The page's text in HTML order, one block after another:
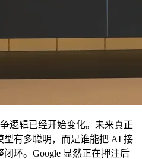
逻辑已经开始变化。未来真正
型有多聪明，而是谁能把 AI 接
环。Google 显然正在押注后